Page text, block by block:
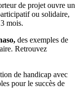
de projet ouvre un
ou solidaire,
mois.
des exemples de
Retrouvez
de handicap avec
pour le succès de